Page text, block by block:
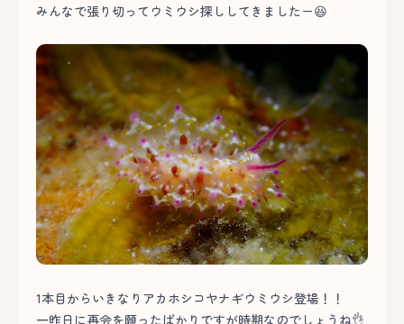
みんなで張り切ってウミウシ探ししてきましたー😆
1本目からいきなりアカホシコヤナギウミウシ登場！！
一昨日に再会を願ったばかりですが時期なのでしょうね👌